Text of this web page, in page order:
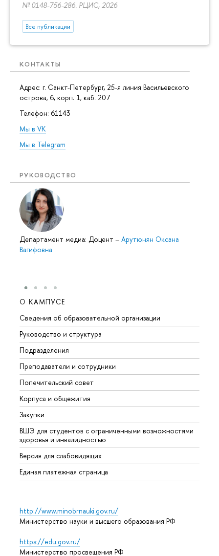
№ 0148-756-286. РЦИС, 2026
Все публикации
КОНТАКТЫ
Адрес: г. Санкт-Петербург, 25-я линия Васильевского
острова, 6, корп. 1, каб. 207
Телефон: 61143
Мы в VK
Мы в Telegram
РУКОВОДСТВО
Департамент медиа: Доцент – Арутюнян Оксана
Вагифовна
О КАМПУСЕ
Сведения об образовательной организации
Руководство и структура
Подразделения
Преподаватели и сотрудники
Попечительский совет
Корпуса и общежития
Закупки
ВШЭ для студентов с ограниченными возможностями
здоровья и инвалидностью
Версия для слабовидящих
Единая платежная страница
http://www.minobrnauki.gov.ru/
Министерство науки и высшего образования РФ
https://edu.gov.ru/
Министерство просвещения РФ